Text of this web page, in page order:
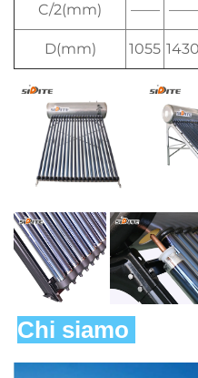
C/2(mm) —— ——
D(mm) 1055 1430
Chi siamo